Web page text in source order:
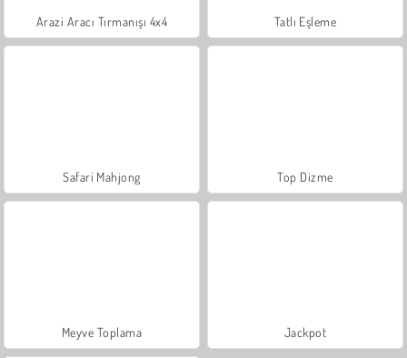
Arazi Aracı Tırmanışı 4x4 Tatlı Eşleme
Safari Mahjong Top Dizme
Meyve Toplama Jackpot